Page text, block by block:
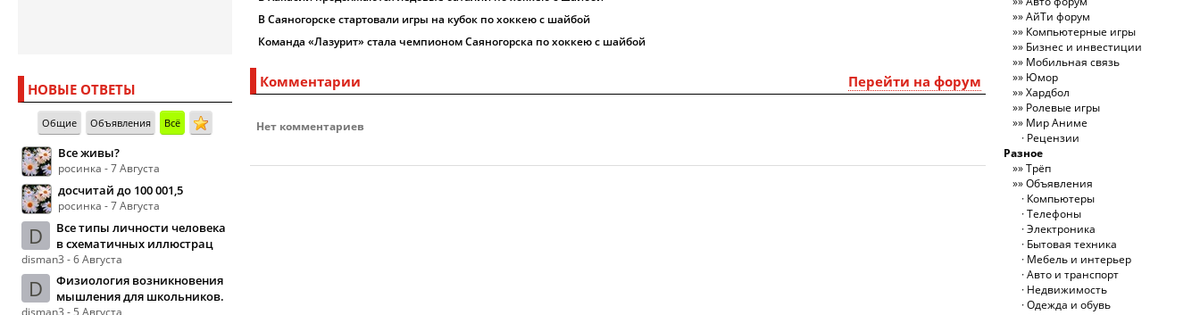
НОВЫЕ ОТВЕТЫ
Общие Объявления Всё
Все живы?
росинка - 7 Августа
досчитай до 100 001,5
росинка - 7 Августа
D
Все типы личности человека
в схематичных иллюстрац
disman3 - 6 Августа
D
Физиология возникновения
мышления для школьников.
disman3 - 5 Августа
В Саяногорске стартовали игры на кубок по хоккею с шайбой
Команда «Лазурит» стала чемпионом Саяногорска по хоккею с шайбой
Перейти на форум
Комментарии
Нет комментариев
АйТи форум
Компьютерные игры
Бизнес и инвестиции
Мобильная связь
Юмор
Хардбол
Ролевые игры
Мир Аниме
Рецензии
Разное
Трёп
Объявления
Компьютеры
Телефоны
Электроника
Бытовая техника
Мебель и интерьер
Авто и транспорт
Недвижимость
Одежда и обувь